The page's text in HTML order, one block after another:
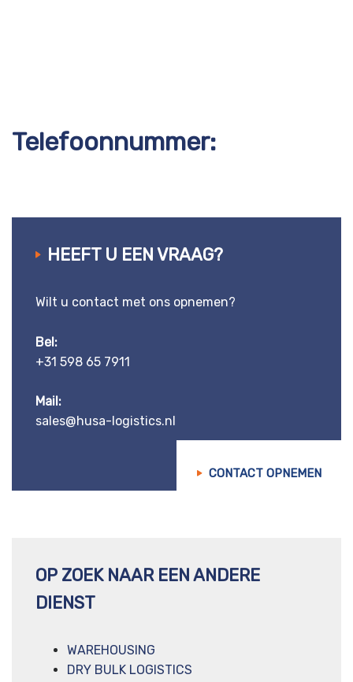
Telefoonnummer:
HEEFT U EEN VRAAG?
Wilt u contact met ons opnemen?
Bel:
+31 598 65 7911
Mail:
sales@husa-logistics.nl
CONTACT OPNEMEN
OP ZOEK NAAR EEN ANDERE
DIENST
WAREHOUSING
DRY BULK LOGISTICS